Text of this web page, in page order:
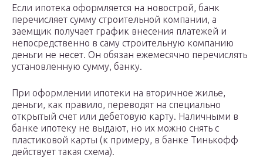
Если ипотека оформляется на новострой, банк
перечисляет сумму строительной компании, а
заемщик получает график внесения платежей и
непосредственно в саму строительную компанию
деньги не несет. Он обязан ежемесячно перечислять
установленную сумму, банку.
При оформлении ипотеки на вторичное жилье,
деньги, как правило, переводят на специально
открытый счет или дебетовую карту. Наличными в
банке ипотеку не выдают, но их можно снять с
пластиковой карты (к примеру, в банке Тинькофф
действует такая схема).